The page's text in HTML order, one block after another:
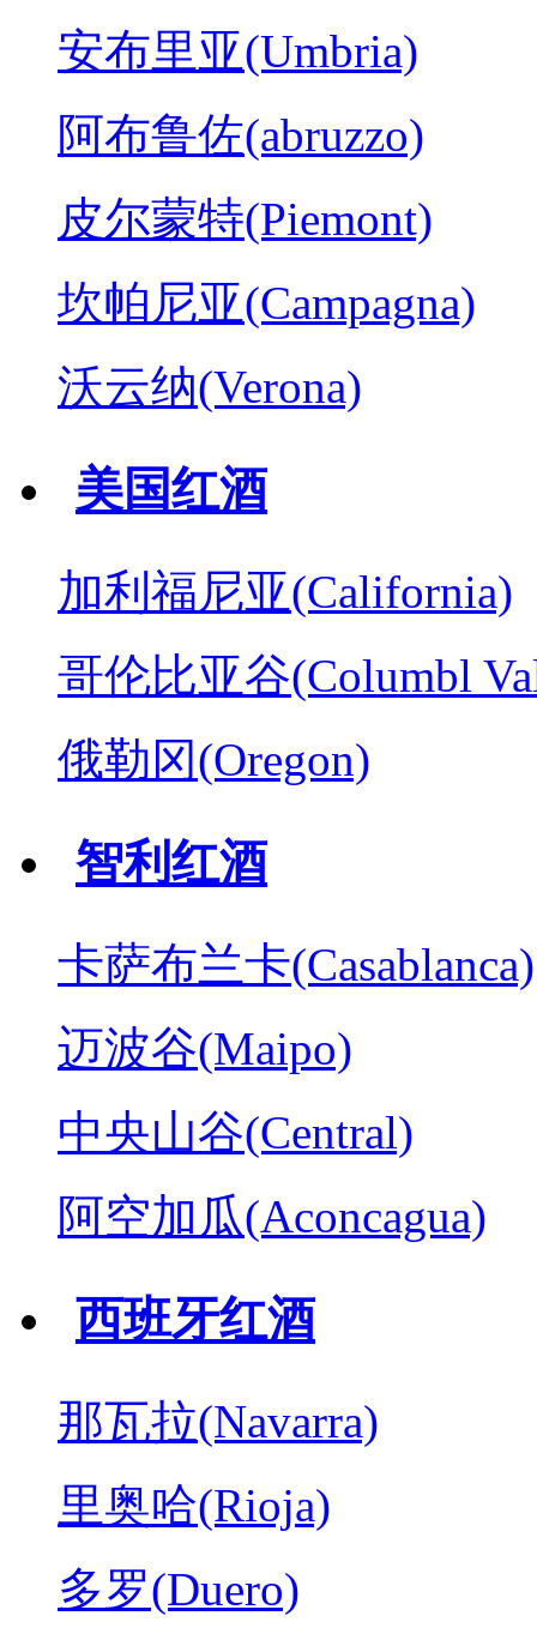
安布里亚(Umbria)
阿布鲁佐(abruzzo)
皮尔蒙特(Piemont)
坎帕尼亚(Campagna)
沃云纳(Verona)
美国红酒
加利福尼亚(California)
哥伦比亚谷(Columbl
俄勒冈(Oregon)
智利红酒
卡萨布兰卡(Casablanca)
迈波谷(Maipo)
中央山谷(Central)
阿空加瓜(Aconcagua)
西班牙红酒
那瓦拉(Navarra)
里奥哈(Rioja)
多罗(Duero)